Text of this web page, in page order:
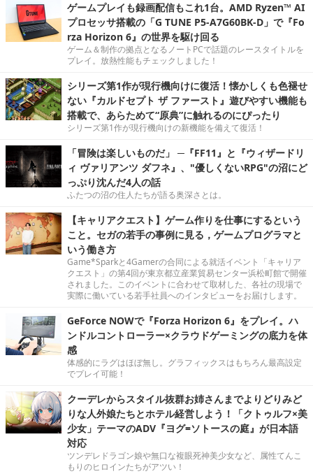
ゲームプレイも録画配信もこれ1台。AMD Ryzen™ AI
プロセッサ搭載の「G TUNE P5-A7G60BK-D」で『Fo
rza Horizon 6』の世界を駆け回る
ゲーム＆制作の拠点となるノートPCで話題のレースタイトルを
プレイ。放熱性能もチェックしました！
シリーズ第1作が現行機向けに復活！懐かしくも色褪せ
ない『カルドセプト ザ ファースト』遊びやすい機能も
搭載で、あらためて“原典”に触れるのにぴったり
シリーズ第1作が現行機向けの新機能を備えて復活！
「冒険は楽しいものだ」 ─『FF11』と『ウィザードリ
ィ ヴァリアンツ ダフネ』、"優しくないRPG"の沼にど
っぷり沈んだ4人の話
ふたつの沼の住人たちが語る奥深さとは。
【キャリアクエスト】ゲーム作りを仕事にするという
こと。セガの若手の事例に見る，ゲームプログラマと
いう働き方
Game*Sparkと4Gamerの合同による就活イベント「キャリア
クエスト」の第4回が東京都立産業貿易センター浜松町館で開催
されました。このイベントに合わせて取材した、各社の現場で
実際に働いている若手社員へのインタビューをお届けします。
GeForce NOWで『Forza Horizon 6』をプレイ。ハ
ンドルコントローラー×クラウドゲーミングの底力を体
感
体感的にラグはほぼ無し。グラフィックスはもちろん最高設定
でプレイ可能！
クーデレからスタイル抜群お姉さんまでよりどりみど
りな人外娘たちとホテル経営しよう！「クトゥルフ×美
少女」テーマのADV『ヨグ=ソトースの庭』が日本語
対応
ツンデレドラゴン娘や無口な複眼死神美少女など、属性てんこ
もりのヒロインたちがアツい！